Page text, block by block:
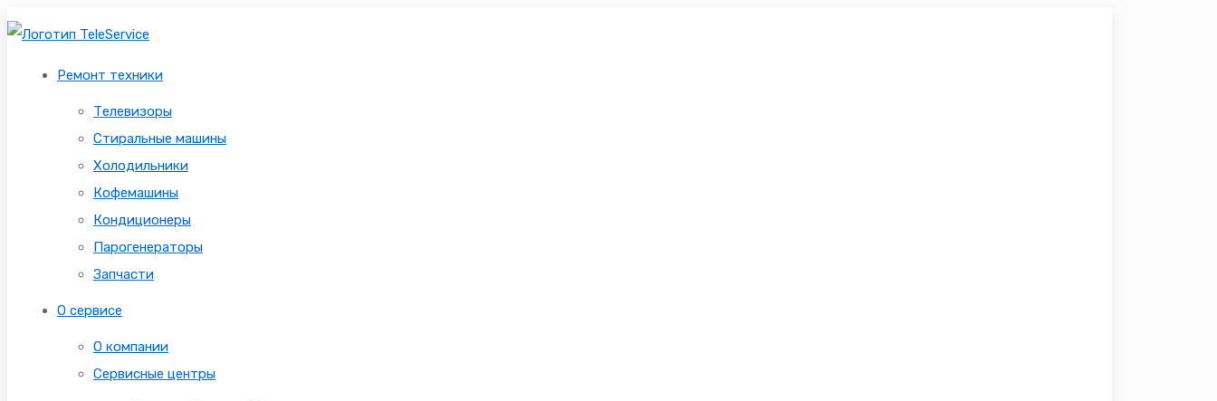
Ремонт техники
Телевизоры
Стиральные машины
Холодильники
Кофемашины
Кондиционеры
Парогенераторы
Запчасти
О сервисе
О компании
Сервисные центры